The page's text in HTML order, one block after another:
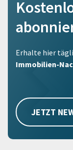
Erhalte hier
Immobilien-
JETZT